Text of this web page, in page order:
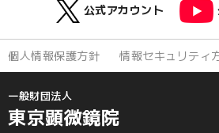
公式アカウント
個人情報保護方針 情報セキュリティ
一般財団法人
東京顕微鏡院